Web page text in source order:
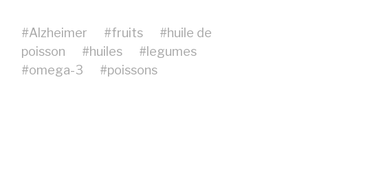
#Alzheimer #fruits #huile de
poisson
#huiles # legumes
#omega-3 #poissons